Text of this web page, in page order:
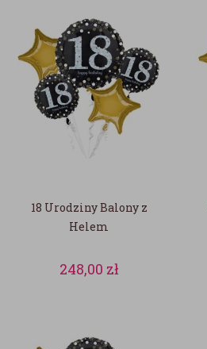
18 Urodziny Balony z
Helem
248,00 zł